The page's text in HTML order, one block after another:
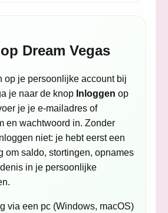
Dream Vegas
op je persoonlijke account bij
je naar de knop Inloggen op
je je e-mailadres of
en wachtwoord in. Zonder
niet: je hebt eerst een
om saldo, stortingen, opnames
in je persoonlijke
via een pc (Windows, macOS)